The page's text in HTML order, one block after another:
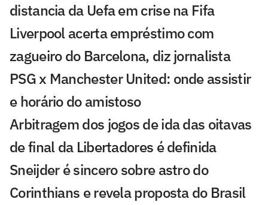
distancia da Uefa em crise na Fifa
Liverpool acerta empréstimo com
zagueiro do Barcelona, diz jornalista
PSG x Manchester United: onde assistir
e horário do amistoso
Arbitragem dos jogos de ida das oitavas
de final da Libertadores é definida
Sneijder é sincero sobre astro do
Corinthians e revela proposta do Brasil